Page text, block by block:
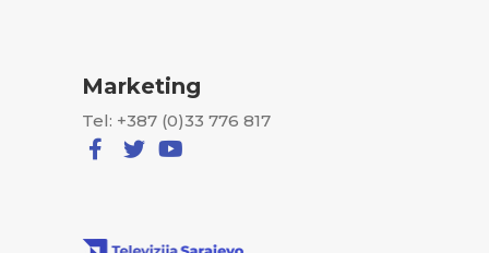
Marketing
Tel: +387 (0)33 776 817